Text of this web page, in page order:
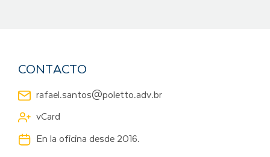
CONTACTO
rafael.santos@poletto.adv.br
vCard
En la oficina desde 2016.